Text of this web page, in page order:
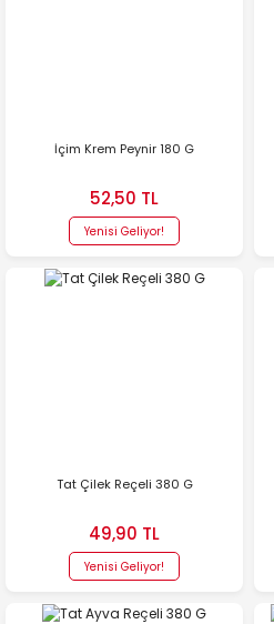
İçim Krem Peynir 180 G
52,50 TL
Yenisi Geliyor!
Tat Çilek Reçeli 380 G
49,90 TL
Yenisi Geliyor!